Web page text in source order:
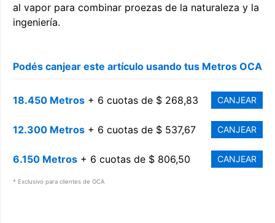
al vapor para combinar proezas de la naturaleza y la
ingeniería.
Podés canjear este artículo usando tus Metros OCA
18.450 Metros + 6 cuotas de $ 268,83 CANJEAR
12.300 Metros + 6 cuotas de $ 537,67 CANJEAR
6.150 Metros + 6 cuotas de $ 806,50 CANJEAR
* Exclusivo para clientes de OCA